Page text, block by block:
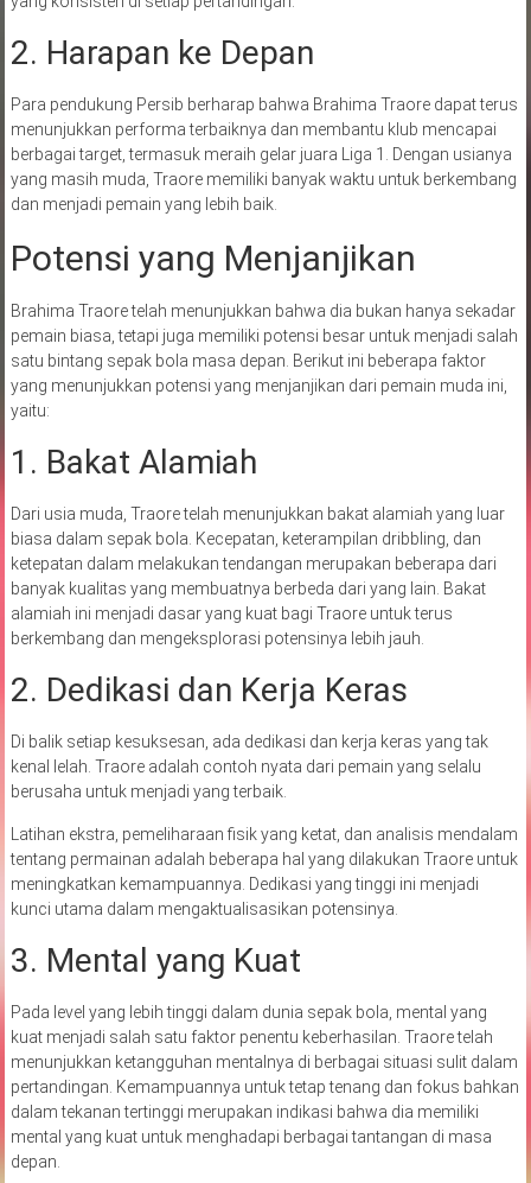
2. Harapan ke Depan
Para pendukung Persib berharap bahwa Brahima Traore dapat terus
menunjukkan performa terbaiknya dan membantu klub mencapai
berbagai target, termasuk meraih gelar juara Liga 1. Dengan usianya
yang masih muda, Traore memiliki banyak waktu untuk berkembang
dan menjadi pemain yang lebih baik.
Potensi yang Menjanjikan
Brahima Traore telah menunjukkan bahwa dia bukan hanya sekadar
pemain biasa, tetapi juga memiliki potensi besar untuk menjadi salah
satu bintang sepak bola masa depan. Berikut ini beberapa faktor
yang menunjukkan potensi yang menjanjikan dari pemain muda ini,
yaitu:
1. Bakat Alamiah
Dari usia muda, Traore telah menunjukkan bakat alamiah yang luar
biasa dalam sepak bola. Kecepatan, keterampilan dribbling, dan
ketepatan dalam melakukan tendangan merupakan beberapa dari
banyak kualitas yang membuatnya berbeda dari yang lain. Bakat
alamiah ini menjadi dasar yang kuat bagi Traore untuk terus
berkembang dan mengeksplorasi potensinya lebih jauh.
2. Dedikasi dan Kerja Keras
Di balik setiap kesuksesan, ada dedikasi dan kerja keras yang tak
kenal lelah. Traore adalah contoh nyata dari pemain yang selalu
berusaha untuk menjadi yang terbaik.
Latihan ekstra, pemeliharaan fisik yang ketat, dan analisis mendalam
tentang permainan adalah beberapa hal yang dilakukan Traore untuk
meningkatkan kemampuannya. Dedikasi yang tinggi ini menjadi
kunci utama dalam mengaktualisasikan potensinya.
3. Mental yang Kuat
Pada level yang lebih tinggi dalam dunia sepak bola, mental yang
kuat menjadi salah satu faktor penentu keberhasilan. Traore telah
menunjukkan ketangguhan mentalnya di berbagai situasi sulit dalam
pertandingan. Kemampuannya untuk tetap tenang dan fokus bahkan
dalam tekanan tertinggi merupakan indikasi bahwa dia memiliki
mental yang kuat untuk menghadapi berbagai tantangan di masa
depan.